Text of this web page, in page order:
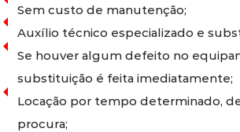
Sem custo de manutenção;
Auxílio técnico especializado e
Se houver algum defeito no
substituição é feita imediatamente;
Locação por tempo determinado,
procura;